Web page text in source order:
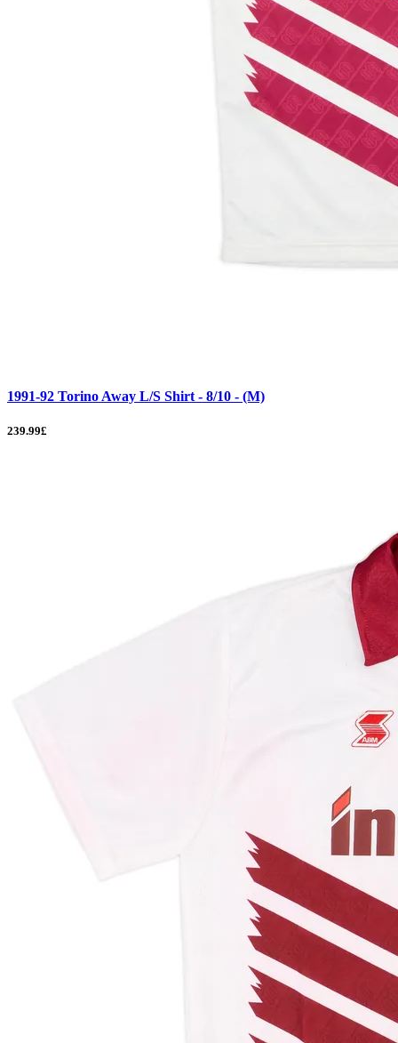
1991-92 Torino Away L/S Shirt - 8/10 - (M)
239.99£